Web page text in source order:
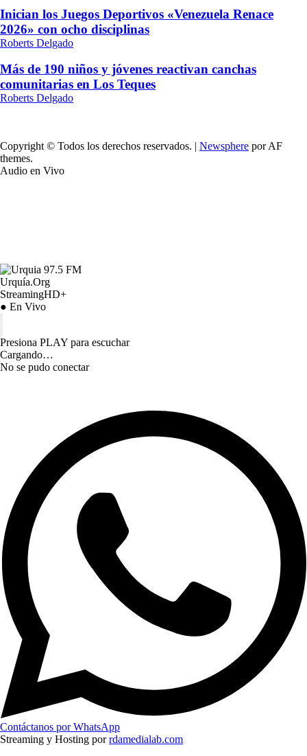
Inician los Juegos Deportivos «Venezuela Renace
2026» con ocho disciplinas
Roberts Delgado
Más de 190 niños y jóvenes reactivan canchas
comunitarias en Los Teques
Roberts Delgado
Copyright © Todos los derechos reservados. | Newsphere por AF
themes.
Audio en Vivo
Urquía.Org
StreamingHD+
● En Vivo
Presiona PLAY para escuchar
Cargando…
No se pudo conectar
Contáctanos por WhatsApp
Streaming y Hosting porrdamedialab.com